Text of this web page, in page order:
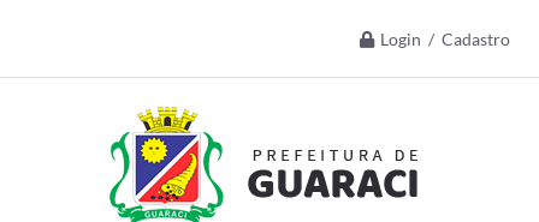
Login / Cadastro